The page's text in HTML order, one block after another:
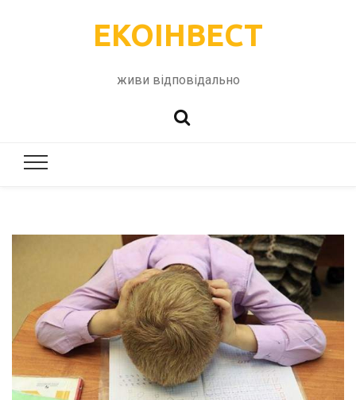
ЕКОІНВЕСТ
живи відповідально